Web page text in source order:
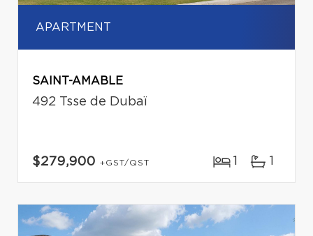
APARTMENT
SAINT-AMABLE
492 Tsse de Dubaï
$279,900 +GST/QST 1 1